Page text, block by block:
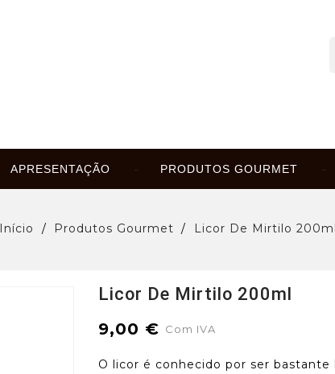
APRESENTAÇÃO PRODUTOS GOURMET
Início Produtos Gourmet Licor De Mirtilo 200ml
Licor De Mirtilo 200ml
9,00 € Com IVA
O licor é conhecido por ser